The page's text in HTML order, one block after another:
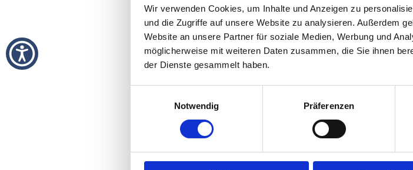
Wir verwenden Cookies, um Inhalte und Anzeigen zu
und die Zugriffe auf unsere Website zu analysieren. Außerdem
Website an unsere Partner für soziale Medien, Werbung und
möglicherweise mit weiteren Daten zusammen, die Sie ihnen
der Dienste gesammelt haben.
Notwendig
Präferenzen
Freizeitgestaltung. Tagen Sie. Erleben Sie Ihr
übernehmen wir. Sie
Das Rahmenprogramm rund
Wellness, Gourmetwelt. Wir sind das Zentrum für
Gipfelbesteigung Zugspitze. Hoch hinaus mit der
Ehrfurcht und Größe. Das bringt zusammen.